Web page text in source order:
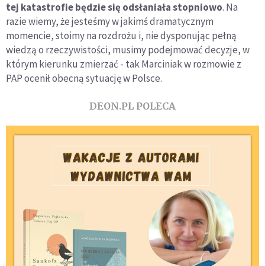
tej katastrofie będzie się odsłaniała stopniowo. Na
razie wiemy, że jesteśmy w jakimś dramatycznym
momencie, stoimy na rozdrożu i, nie dysponując pełną
wiedzą o rzeczywistości, musimy podejmować decyzje, w
którym kierunku zmierzać - tak Marciniak w rozmowie z
PAP ocenił obecną sytuację w Polsce.
DEON.PL POLECA